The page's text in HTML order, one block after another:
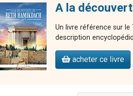
A la
Un livre référence sur
description
acheter ce livre